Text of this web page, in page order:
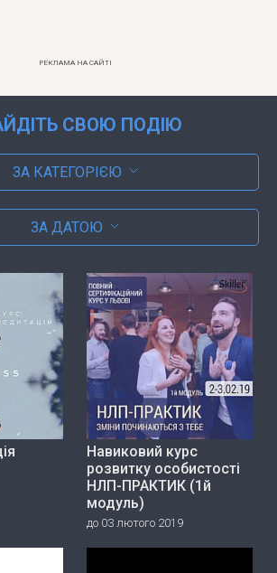
РЕКЛАМА НА САЙТІ
СВОЮ ПОДІЮ
ЗА КАТЕГОРІЄЮ
ЗА ДАТОЮ
Навиковий курс
розвитку особистості
НЛП-ПРАКТИК (1й
модуль)
до 03 лютого 2019